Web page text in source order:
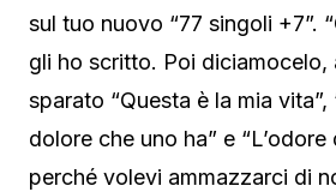
sul tuo nuovo “77 singoli +7”.
gli ho scritto. Poi diciamocelo,
sparato “Questa è la mia vita”,
dolore che uno ha” e “L’odore
perché volevi ammazzarci di